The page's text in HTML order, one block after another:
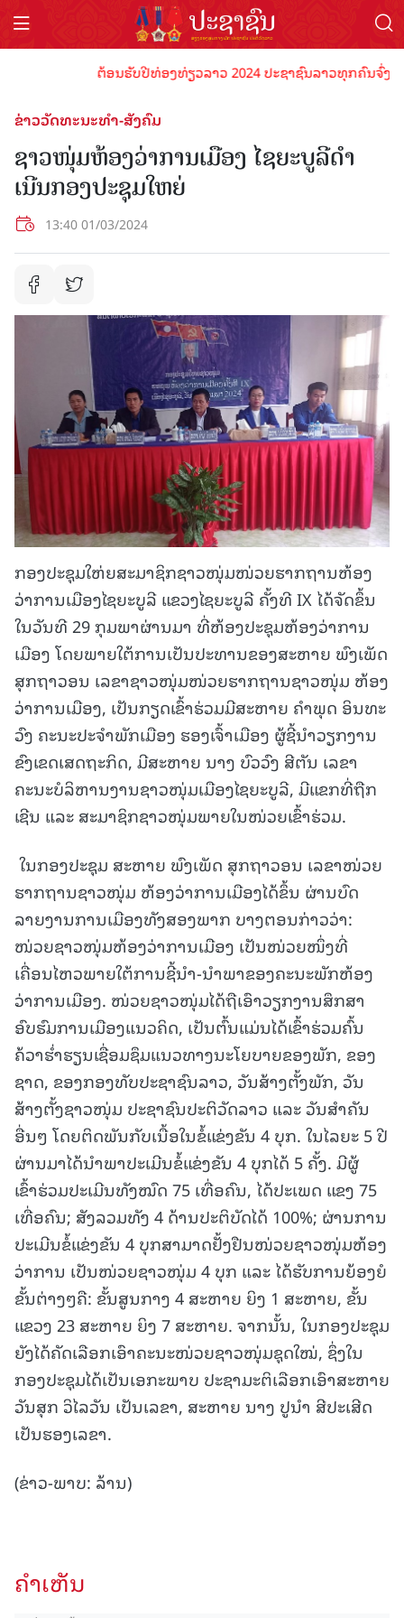
ຕ້ອນຮັບປີທ່ອງທ່ຽວລາວ 2024 ປະຊາຊົນລາວທຸກຄົນຈົ່ງພ້
ຂ່າວວັດທະນະທຳ-ສັງຄົມ
ຊາວໜຸ່ມຫ້ອງວ່າການເມືອງ ໄຊຍະບູລີດໍາ
ເນີນກອງປະຊຸມໃຫຍ່
13:40 01/03/2024
ກອງປະຊຸມໃຫ່ຍສະມາຊິກຊາວໜຸ່ມໜ່ວຍຮາກຖານຫ້ອງ
ວ່າການເມືອງໄຊຍະບູລີ ແຂວງໄຊຍະບູລີ ຄັ້ງທີ IX ໄດ້ຈັດຂຶ້ນ
ໃນວັນທີ 29 ກຸມພາຜ່ານມາ ທີ່ຫ້ອງປະຊຸມຫ້ອງວ່າການ
ເມືອງ ໂດຍພາຍໃຕ້ການເປັນປະທານຂອງສະຫາຍ ພົງເພັດ
ສຸກຖາວອນ ເລຂາຊາວໜຸ່ມໜ່ວຍຮາກຖານຊາວໜຸ່ມ ຫ້ອງ
ວ່າການເມືອງ, ເປັນກຽດເຂົ້າຮ່ວມມີສະຫາຍ ຄໍາພຸດ ອິນທະ
ວົງ ຄະນະປະຈໍາພັກເມືອງ ຮອງເຈົ້າເມືອງ ຜູ້ຊີ້ນໍາວຽກງານ
ຂົງເຂດເສດຖະກິດ, ມີສະຫາຍ ນາງ ບົວວົງ ສີຕັນ ເລຂາ
ຄະນະບໍລິຫານງານຊາວໜຸ່ມເມືອງໄຊຍະບູລີ, ມີແຂກທີ່ຖືກ
ເຊີນ ແລະ ສະມາຊິກຊາວໜຸ່ມພາຍໃນໜ່ວຍເຂົ້າຮ່ວມ.
ໃນກອງປະຊຸມ ສະຫາຍ ພົງເພັດ ສຸກຖາວອນ ເລຂາໜ່ວຍ
ຮາກຖານຊາວໜຸ່ມ ຫ້ອງວ່າການເມືອງໄດ້ຂຶ້ນ ຜ່ານບົດ
ລາຍງານການເມືອງທັງສອງພາກ ບາງຕອນກ່າວວ່າ:
ໜ່ວຍຊາວໜຸ່ມຫ້ອງວ່າການເມືອງ ເປັນໜ່ວຍໜຶ່ງທີ່
ເຄື່ອນໄຫວພາຍໃຕ້ການຊີ້ນຳ-ນຳພາຂອງຄະນະພັກຫ້ອງ
ວ່າການເມືອງ. ໜ່ວຍຊາວໜຸ່ມໄດ້ຖືເອົາວຽກງານສຶກສາ
ອົບຮົມການເມືອງແນວຄິດ, ເປັນຕົ້ນແມ່ນໄດ້ເຂົ້າຮ່ວມຄົ້ນ
ຄ້ວາຮໍ່າຮຽນເຊື່ອມຊຶມແນວທາງນະໂຍບາຍຂອງພັກ, ຂອງ
ຊາດ, ຂອງກອງທັບປະຊາຊົນລາວ, ວັນສ້າງຕັ້ງພັກ, ວັນ
ສ້າງຕັ້ງຊາວໜຸ່ມ ປະຊາຊົນປະຕິວັດລາວ ແລະ ວັນສໍາຄັນ
ອື່ນໆ ໂດຍຕິດພັນກັບເນື້ອໃນຂໍ້ແຂ່ງຂັນ 4 ບຸກ. ໃນໄລຍະ 5 ປີ
ຜ່ານມາໄດ້ນໍາພາປະເມີນຂໍ້ແຂ່ງຂັນ 4 ບຸກໄດ້ 5 ຄັ້ງ. ມີຜູ້
ເຂົ້າຮ່ວມປະເມີນທັງໝົດ 75 ເທື່ອຄົນ, ໄດ້ປະເພດ ແຂງ 75
ເທື່ອຄົນ; ສັງລວມທັງ 4 ດ້ານປະຕິບັດໄດ້ 100%; ຜ່ານການ
ປະເມີນຂໍ້ແຂ່ງຂັນ 4 ບຸກສາມາດຢັ້ງຢືນໜ່ວຍຊາວໜຸ່ມຫ້ອງ
ວ່າການ ເປັນໜ່ວຍຊາວໜຸ່ມ 4 ບຸກ ແລະ ໄດ້ຮັບການຍ້ອງຍໍ
ຂັ້ນຕ່າງໆຄື: ຂັ້ນສູນກາງ 4 ສະຫາຍ ຍິງ 1 ສະຫາຍ, ຂັ້ນ
ແຂວງ 23 ສະຫາຍ ຍິງ 7 ສະຫາຍ. ຈາກນັ້ນ, ໃນກອງປະຊຸມ
ຍັງໄດ້ຄັດເລືອກເອົາຄະນະໜ່ວຍຊາວໜຸ່ມຊຸດໃໝ່, ຊຶ່ງໃນ
ກອງປະຊຸມໄດ້ເປັນເອກະພາບ ປະຊາມະຕິເລືອກເອົາສະຫາຍ
ວັນສຸກ ວິໄລວັນ ເປັນເລຂາ, ສະຫາຍ ນາງ ປູນໍາ ສີປະເສີດ
ເປັນຮອງເລຂາ.
(ຂ່າວ-ພາບ: ລ້ານ)
ຄໍາເຫັນ